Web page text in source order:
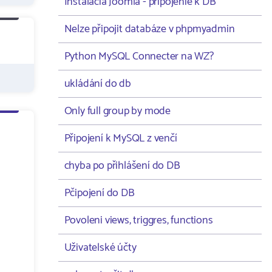
Nelze připojit databáze v phpmyadmin
Python MySQL Connecter na WZ?
ukládání do db
Only full group by mode
Připojení k MySQL z venčí
chyba po přihlášení do DB
Pčipojení do DB
Povoleni views, triggres, functions
Uživatelské účty